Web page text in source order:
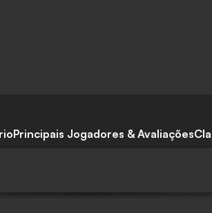
Principais Jogadores & Avaliações